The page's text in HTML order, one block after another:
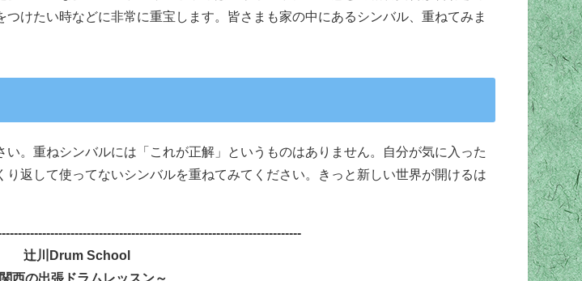
けたい時などに非常に重宝します。皆さまも家の中にあるシンバル、重ねてみま
。重ねシンバルには「これが正解」というものはありません。自分が気に入った
返して使ってないシンバルを重ねてみてください。きっと新しい世界が開けるは
辻川Drum School
西の出張ドラムレッスン～